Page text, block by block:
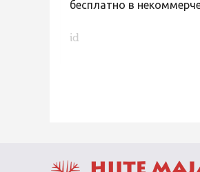
бесплатно в
id